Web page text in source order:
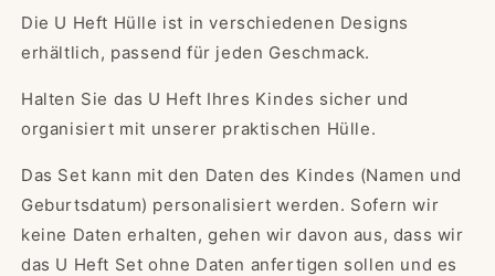
und
Funktionalität!
und
Funktionalität!
Die U Heft Hülle ist in verschiedenen Designs
erhältlich, passend für jeden Geschmack.
Halten Sie das U Heft Ihres Kindes sicher und
organisiert mit unserer praktischen Hülle.
Das Set kann mit den Daten des Kindes (Namen und
Geburtsdatum) personalisiert werden. Sofern wir
keine Daten erhalten, gehen wir davon aus, dass wir
das U Heft Set ohne Daten anfertigen sollen und es